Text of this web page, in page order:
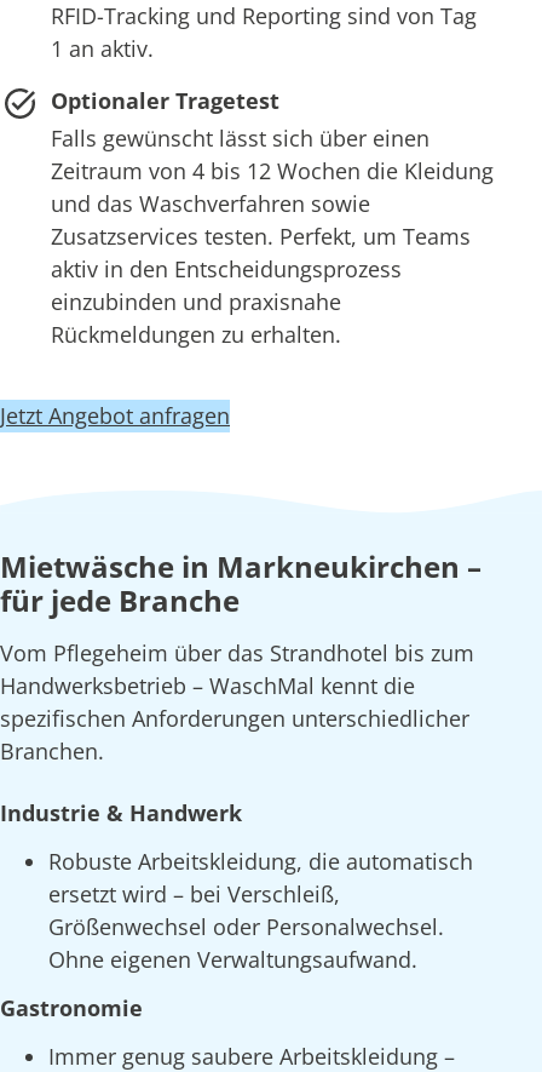
RFID-Tracking und Reporting sind von Tag
1 an aktiv.
Optionaler Tragetest
Falls gewünscht lässt sich über einen
Zeitraum von 4 bis 12 Wochen die Kleidung
und das Waschverfahren sowie
Zusatzservices testen. Perfekt, um Teams
aktiv in den Entscheidungsprozess
einzubinden und praxisnahe
Rückmeldungen zu erhalten.
Jetzt Angebot anfragen
Mietwäsche in Markneukirchen –
für jede Branche
Vom Pflegeheim über das Strandhotel bis zum
Handwerksbetrieb – WaschMal kennt die
spezifischen Anforderungen unterschiedlicher
Branchen.
Industrie & Handwerk
Robuste Arbeitskleidung, die automatisch
ersetzt wird – bei Verschleiß,
Größenwechsel oder Personalwechsel.
Ohne eigenen Verwaltungsaufwand.
Gastronomie
Immer genug saubere Arbeitskleidung –